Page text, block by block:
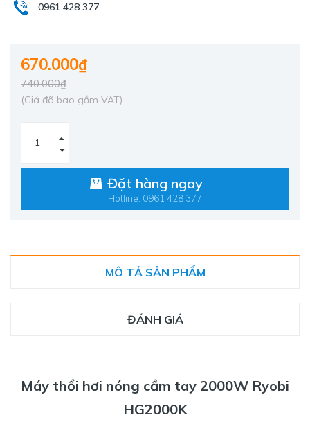
0961 428 377
670.000₫
740.000₫
(Giá đã bao gồm VAT)
Đặt hàng ngay
Hotline: 0961 428 377
MÔ TẢ SẢN PHẨM
ĐÁNH GIÁ
Máy thổi hơi nóng cầm tay 2000W Ryobi
HG2000K